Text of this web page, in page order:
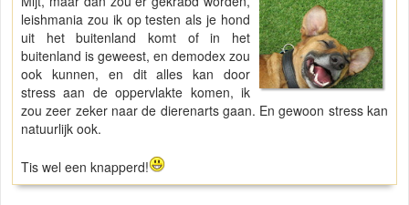
leishmania zou ik op testen als je hond
uit het buitenland komt of in het
buitenland is geweest, en demodex zou
ook kunnen, en dit alles kan door
stress aan de oppervlakte komen, ik
zou zeer zeker naar de dierenarts gaan. En gewoon stress kan
natuurlijk ook.
Tis wel een knapperd!